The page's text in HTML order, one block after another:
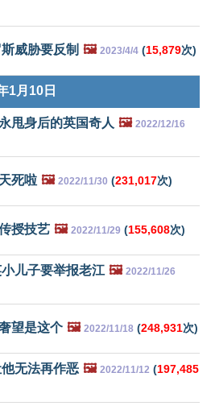
威胁要反制 🖼️ 2023/4/4 (15,879次)
1月10日
甩身后的英国奇人 🖼️ 2022/12/16
死啦 🖼️ 2022/11/30 (231,017次)
授技艺 🖼️ 2022/11/29 (155,608次)
儿子要举报老江 🖼️ 2022/11/26
望是这个 🖼️ 2022/11/18 (248,931次)
无法再作恶 🖼️ 2022/11/12 (197,485